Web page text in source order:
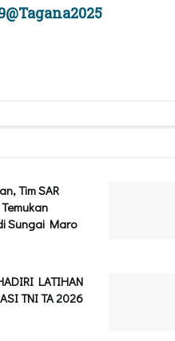
Tim SAR
Sungai Maro
LATIHAN
TNI TA 2026